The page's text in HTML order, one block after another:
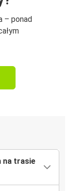
– ponad
na trasie